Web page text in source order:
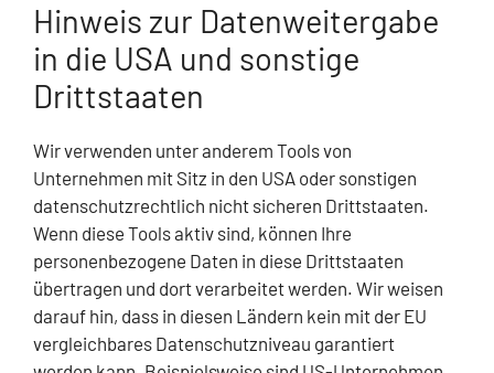
Hinweis zur Datenweitergabe
in die USA und sonstige
Drittstaaten
Wir verwenden unter anderem Tools von
Unternehmen mit Sitz in den USA oder sonstigen
datenschutzrechtlich nicht sicheren Drittstaaten.
Wenn diese Tools aktiv sind, können Ihre
personenbezogene Daten in diese Drittstaaten
übertragen und dort verarbeitet werden. Wir weisen
darauf hin, dass in diesen Ländern kein mit der EU
vergleichbares Datenschutzniveau garantiert